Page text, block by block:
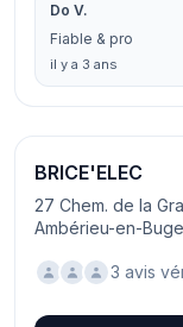
Do V.
Fiable & pro
il y a 3 ans
BRICE'ELEC
27 Chem. de la
Ambérieu-en-
3 avis